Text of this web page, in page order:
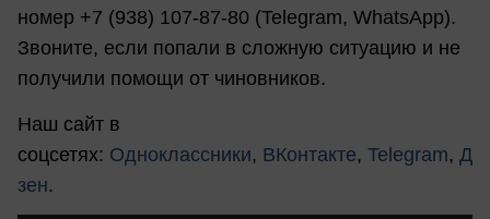
номер +7 (938) 107-87-80 (Telegram, WhatsApp).
Звоните, если попали в сложную ситуацию и не
получили помощи от чиновников.
Наш сайт в
соцсетях: Одноклассники, ВКонтакте, Telegram, Д
зен.